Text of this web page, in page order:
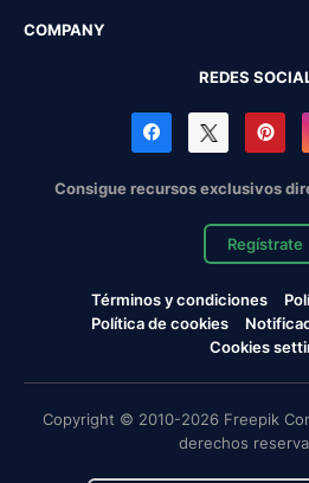
COMPANY
REDES
Consigue recursos exclusivos
Regístrate
Términos y condiciones
Política de cookies
Cookies
Copyright © 2010-2026 Freepik
derechos